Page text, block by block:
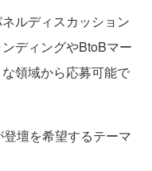
ルディスカッション
ディングやBtoBマー
領域から応募可能で
壇を希望するテーマ